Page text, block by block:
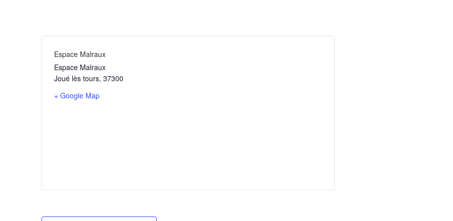
Espace Malraux
Espace Malraux
Joué lès tours, 37300
+ Google Map